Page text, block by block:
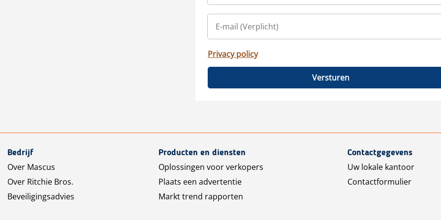
Privacy policy
Versturen
Bedrijf
Over Mascus
Over Ritchie Bros.
Beveiligingsadvies
Producten en diensten
Oplossingen voor verkopers
Plaats een advertentie
Markt trend rapporten
Contactgegevens
Uw lokale kantoor
Contactformulier